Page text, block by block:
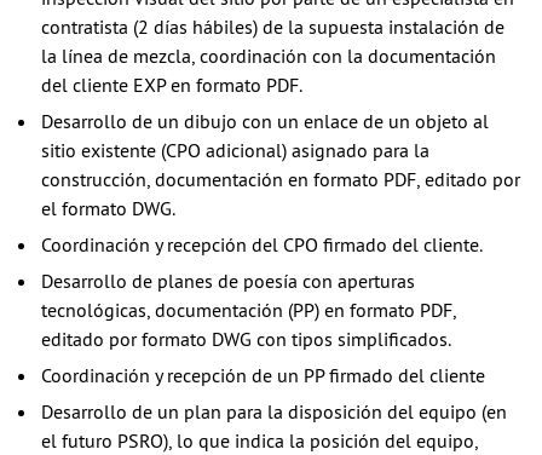
contratista (2 días hábiles) de la supuesta instalación de
la línea de mezcla, coordinación con la documentación
del cliente EXP en formato PDF.
Desarrollo de un dibujo con un enlace de un objeto al
sitio existente (CPO adicional) asignado para la
construcción, documentación en formato PDF, editado por
el formato DWG.
Coordinación y recepción del CPO firmado del cliente.
Desarrollo de planes de poesía con aperturas
tecnológicas, documentación (PP) en formato PDF,
editado por formato DWG con tipos simplificados.
Coordinación y recepción de un PP firmado del cliente
Desarrollo de un plan para la disposición del equipo (en
el futuro PSRO), lo que indica la posición del equipo,